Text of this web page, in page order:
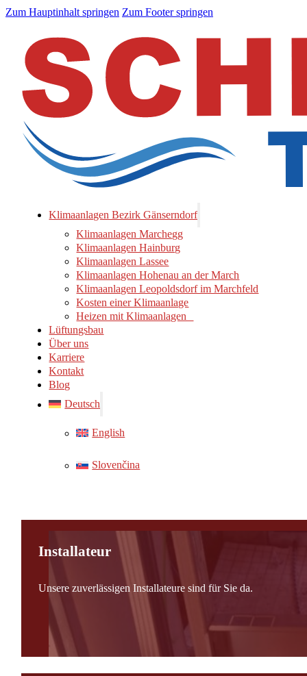
Zum Hauptinhalt springen Zum Footer springen
Klimaanlagen Bezirk Gänserndorf
Klimaanlagen Marchegg
Klimaanlagen Hainburg
Klimaanlagen Lassee
Klimaanlagen Hohenau an der March
Klimaanlagen Leopoldsdorf im Marchfeld
Kosten einer Klimaanlage
Heizen mit Klimaanlagen
Lüftungsbau
Über uns
Karriere
Kontakt
Blog
Deutsch
English
Slovenčina
Installateur
Unsere zuverlässigen Installateure sind für Sie da.